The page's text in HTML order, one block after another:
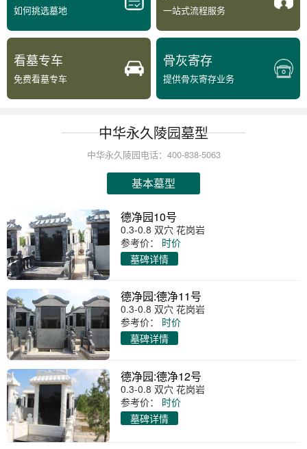
如何挑选墓地 一站式流程服务
看墓专车
免费看墓专车
骨灰寄存
提供骨灰寄存业务
中华永久陵园墓型
中华永久陵园电话：400-838-5063
基本墓型
德净园10号
0.3-0.8 双穴 花岗岩
参考价：
时价
墓碑详情
德净园:德净11号
0.3-0.8 双穴 花岗岩
参考价：
时价
墓碑详情
德净园:德净12号
0.3-0.8 双穴 花岗岩
参考价：
时价
墓碑详情